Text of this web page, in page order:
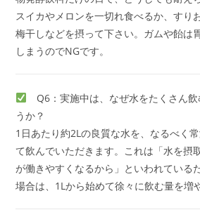
スイカやメロンを一切れ食べるか、すり
梅干しなどを摂って下さい。ガムや飴は
しまうのでNGです。
Q6：実施中は、なぜ水をたくさん飲
うか？
1日あたり約2Lの良質な水を、なるべく
て飲んでいただきます。これは「水を摂
が働きやすくなるから」といわれている
場合は、1Lから始めて徐々に飲む量を増